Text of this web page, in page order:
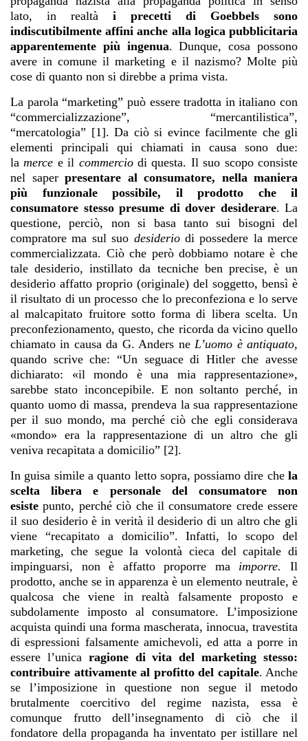
lato, in realtà i precetti di Goebbels sono
indiscutibilmente affini anche alla logica pubblicitaria
apparentemente più ingenua. Dunque, cosa possono
avere in comune il marketing e il nazismo? Molte più
cose di quanto non si direbbe a prima vista.
La parola “marketing” può essere tradotta in italiano con
“commercializzazione”, “mercantilistica”,
“mercatologia” [1]. Da ciò si evince facilmente che gli
elementi principali qui chiamati in causa sono due:
la merce e il commerciodi questa. Il suo scopo consiste
nel saper presentare al consumatore, nella maniera
più funzionale possibile, il prodotto che il
consumatore stesso presume di dover desiderare. La
questione, perciò, non si basa tanto sui bisogni del
compratore ma sul suo desideriodi possedere la merce
commercializzata. Ciò che però dobbiamo notare è che
tale desiderio, instillato da tecniche ben precise, è un
desiderio affatto proprio (originale) del soggetto, bensì è
il risultato di un processo che lo preconfeziona e lo serve
al malcapitato fruitore sotto forma di libera scelta. Un
preconfezionamento, questo, che ricorda da vicino quello
chiamato in causa da G. Anders ne L’uomo è antiquato,
quando scrive che: “Un seguace di Hitler che avesse
dichiarato: «il mondo è una mia rappresentazione»,
sarebbe stato inconcepibile. E non soltanto perché, in
quanto uomo di massa, prendeva la sua rappresentazione
per il suo mondo, ma perché ciò che egli considerava
«mondo» era la rappresentazione di un altro che gli
veniva recapitata a domicilio” [2].
In guisa simile a quanto letto sopra, possiamo dire che la
scelta libera e personale del consumatore non
esiste punto, perché ciò che il consumatore crede essere
il suo desiderio è in verità il desiderio di un altro che gli
viene “recapitato a domicilio”. Infatti, lo scopo del
marketing, che segue la volontà cieca del capitale di
impinguarsi, non è affatto proporre ma imporre.
Il
prodotto, anche se in apparenza è un elemento neutrale, è
qualcosa che viene in realtà falsamente proposto e
subdolamente imposto al consumatore. L’imposizione
acquista quindi una forma mascherata, innocua, travestita
di espressioni falsamente amichevoli, ed atta a porre in
essere l’unica ragione di vita del marketing stesso:
contribuire attivamente al profitto del capitale. Anche
se l’imposizione in questione non segue il metodo
brutalmente coercitivo del regime nazista, essa è
comunque frutto dell’insegnamento di ciò che il
fondatore della propaganda ha inventato per istillare nel